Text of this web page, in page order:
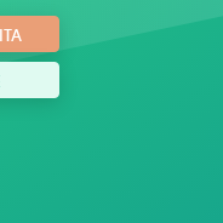
sportivi.